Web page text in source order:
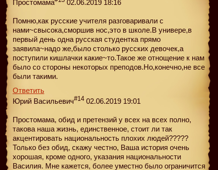
Простомама
02.06.2019 18:16
Помню,как русские учителя разговаривали с
нами~свысока,сморшив нос,это в школе.В универе,в
первый день одна русская студентка прямо
заявила~надо же,было столько русских девочек,а
поступили кишлачки какие~то.Такое же отнощение к нам
было со стороны некоторых преподов.Но,конечно,не все
были такими.
Ответить
Юрий Васильевич#14 02.06.2019 19:01
Простомама, обид и претензий у всех на всех полно,
такова наша жизнь, единственное, стоит ли так
акцентировать национальность плохих людей?????
Только без обид, скажу честно, Ваша история очень
хорошая, кроме одного, указания национальности
Василия. Мне кажется, более уместно было ограничится